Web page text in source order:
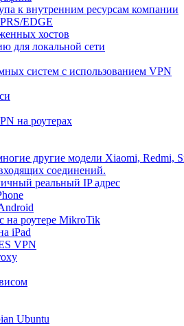
к внутренним ресурсам компании
EDGE
хостов
для локальной сети
систем с использованием VPN
на роутерах
другие модели Xiaomi, Redmi,
соединений.
реальный IP адрес
на роутере MikroTik
iPad
VPN
Ubuntu